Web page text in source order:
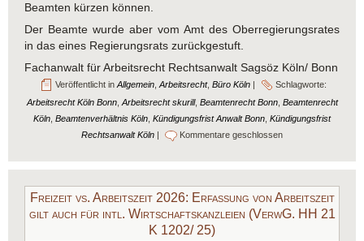
Beamten kürzen können.
Der Beamte wurde aber vom Amt des Oberregierungsrates
in das eines Regierungsrats zurückgestuft.
Fachanwalt für Arbeitsrecht Rechtsanwalt Sagsöz Köln/ Bonn
Veröffentlicht in Allgemein Arbeitsrecht, Büro Köln |
Schlagworte:
Arbeitsrecht Köln Bonn, Arbeitsrecht skurill, Beamtenrecht Bonn, Beamtenrecht
Köln Beamtenverhältnis Köln Kündigungsfrist Anwalt Bonn Kündigungsfrist
Rechtsanwalt Köln | Kommentare geschlossen
Freizeit vs. Arbeitszeit 2026: Erfassung von Arbeitszeit
gilt auch für intl. Wirtschaftskanzleien (VerwG. HH 21
K 1202/ 25)